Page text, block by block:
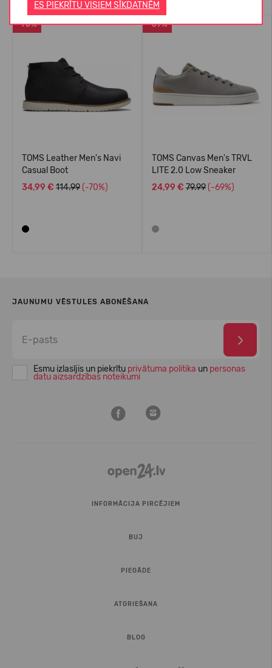
ES PIEKRĪTU VISIEM SĪKDATNĒM
-70%
TOMS Leather Men's Navi
Casual Boot
34,99 € 114.99 (-70%)
-69%
TOMS Canvas Men's TRVL
LITE 2.0 Low Sneaker
24,99 € 79.99 (-69%)
JAUNUMU VĒSTULES ABONĒŠANA
Esmu izlasījis un piekrītu privātuma politika un personas
datu aizsardzības noteikumi
INFORMĀCIJA PIRCĒJIEM
BUJ
PIEGĀDE
ATGRIEŠANA
BLOG